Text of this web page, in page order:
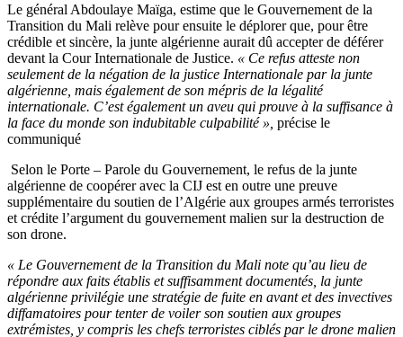
la
Justice
Le général Abdoulaye Maïga, estime que le Gouvernement de la
Transition du Mali relève pour ensuite le déplorer que, pour être
crédible et sincère, la junte algérienne aurait dû accepter de déférer
devant la Cour Internationale de Justice. « Ce refus atteste non
seulement de la négation de la justice Internationale par la junte
algérienne, mais également de son mépris de la légalité
internationale. C’est également un aveu qui prouve à la suffisance à
la face du monde son indubitable culpabilité », précise le
communiqué
Selon le Porte – Parole du Gouvernement, le refus de la junte
algérienne de coopérer avec la CIJ est en outre une preuve
supplémentaire du soutien de l’Algérie aux groupes armés terroristes
et crédite l’argument du gouvernement malien sur la destruction de
son drone.
« Le Gouvernement de la Transition du Mali note qu’au lieu de
répondre aux faits établis et suffisamment documentés, la junte
algérienne privilégie une stratégie de fuite en avant et des invectives
diffamatoires pour tenter de voiler son soutien aux groupes
extrémistes, y compris les chefs terroristes ciblés par le drone malien